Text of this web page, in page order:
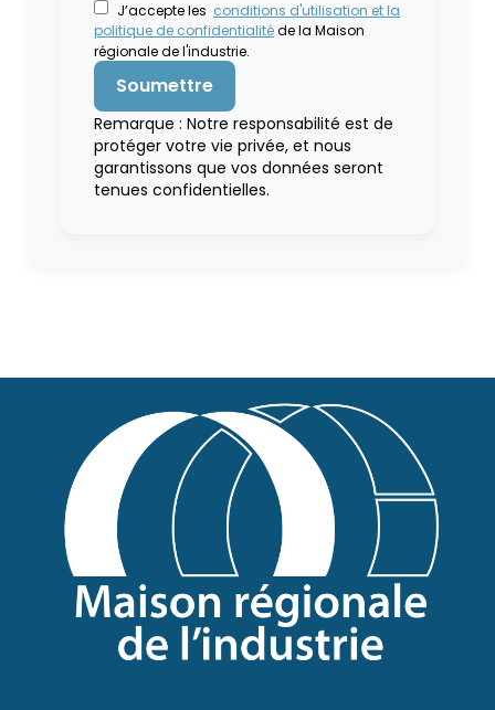
J’accepte les conditions d'utilisation et la
politique de confidentialitéde la Maison
régionale de l'industrie.
Remarque : Notre responsabilité est de
protéger votre vie privée, et nous
garantissons que vos données seront
tenues confidentielles.